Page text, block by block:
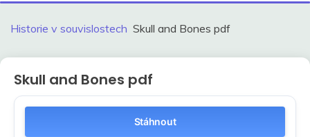
HISTORIE V
SOUVISLOSTECH
Historie v souvislostech Skull and Bones pdf
Skull and Bones pdf
Stáhnout